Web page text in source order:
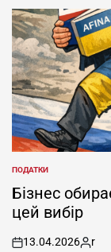
by
POSTED
IN
ПОДАТКИ
Бізнес
цей вибір
on
13.04.2026
Posted
r